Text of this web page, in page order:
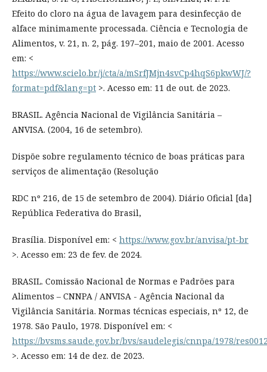
Efeito do cloro na água de lavagem para desinfecção de
alface minimamente processada. Ciência e Tecnologia de
Alimentos, v. 21, n. 2, pág. 197–201, maio de 2001. Acesso
em: <
https://www.scielo.br/j/cta/a/mSrfJMjn4svCp4hqS6pkwWJ/?
format=pdf&lang=pt >. Acesso em: 11 de out. de 2023.
BRASIL. Agência Nacional de Vigilância Sanitária –
ANVISA. (2004, 16 de setembro).
Dispõe sobre regulamento técnico de boas práticas para
serviços de alimentação (Resolução
RDC nº 216, de 15 de setembro de 2004). Diário Oficial [da]
República Federativa do Brasil,
Brasília. Disponível em: < https://www.gov.br/anvisa/pt-br
>. Acesso em: 23 de fev. de 2024.
BRASIL. Comissão Nacional de Normas e Padrões para
Alimentos – CNNPA / ANVISA - Agência Nacional da
Vigilância Sanitária. Normas técnicas especiais, nº 12, de
1978. São Paulo, 1978. Disponível em: <
https://bvsms.saude.gov.br/bvs/saudelegis/cnnpa/1978/
>. Acesso em: 14 de dez. de 2023.